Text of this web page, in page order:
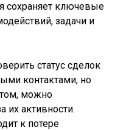
сохраняет ключевые
задачи и
статус сделок
контактами, но
можно
их активности.
к потере